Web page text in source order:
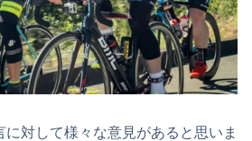
対して様々な意見があると思いま